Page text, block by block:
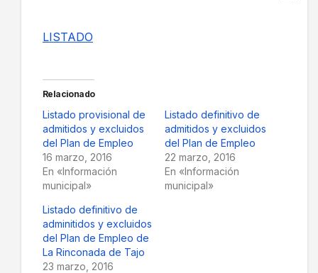
LISTADO
Relacionado
Listado provisional de
admitidos y excluidos
del Plan de Empleo
16 marzo, 2016
En «Información
municipal»
Listado definitivo de
admitidos y excluidos
del Plan de Empleo
22 marzo, 2016
En «Información
municipal»
Listado definitivo de
adminitidos y excluidos
del Plan de Empleo de
La Rinconada de Tajo
23 marzo, 2016